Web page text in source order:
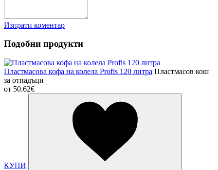
Изпрати коментар
Подобни продукти
Пластмасова кофа на колела Profis 120 литра Пластмасов кош
за отпадъци
от 50.62€
КУПИ